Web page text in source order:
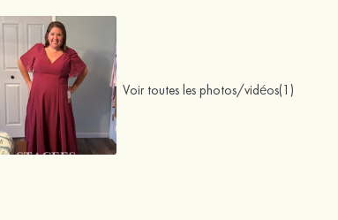
Voir toutes les photos/vidéos(1)